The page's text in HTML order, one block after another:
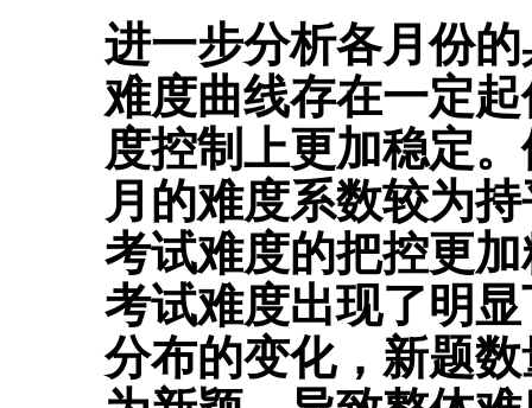
进一步分析各月份
难度曲线存在一定
度控制上更加稳定
月的难度系数较为
考试难度的把控更
考试难度出现了明
分布的变化，新题